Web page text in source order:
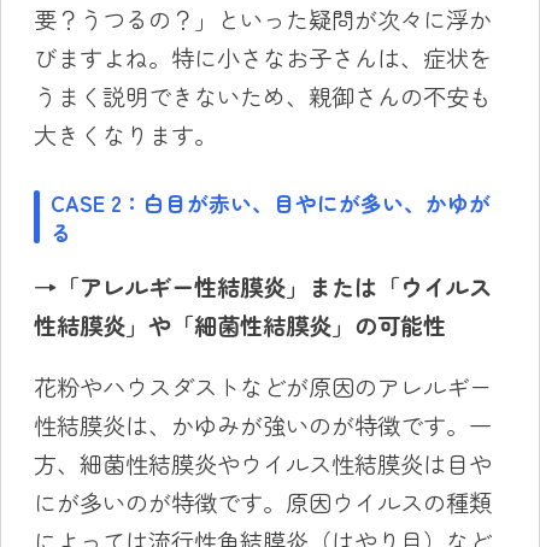
要？うつるの？」といった疑問が次々に浮か
びますよね。特に小さなお子さんは、症状を
うまく説明できないため、親御さんの不安も
大きくなります。
CASE 2：白目が赤い、目やにが多い、かゆが
る
→「アレルギー性結膜炎」または「ウイルス
性結膜炎」や「細菌性結膜炎」の可能性
花粉やハウスダストなどが原因のアレルギー
性結膜炎は、かゆみが強いのが特徴です。一
方、細菌性結膜炎やウイルス性結膜炎は目や
にが多いのが特徴です。原因ウイルスの種類